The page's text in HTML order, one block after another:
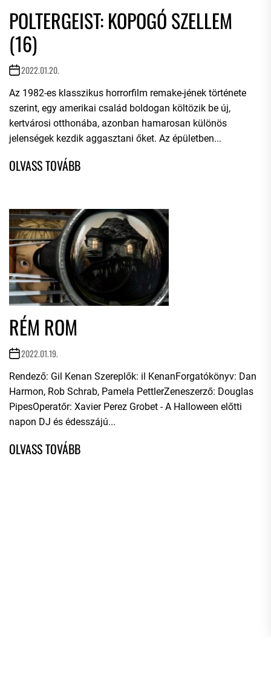
POLTERGEIST: KOPOGÓ SZELLEM
(16)
2022.01.20.
Az 1982-es klasszikus horrorfilm remake-jének története
szerint, egy amerikai család boldogan költözik be új,
kertvárosi otthonába, azonban hamarosan különös
jelenségek kezdik aggasztani őket. Az épületben...
RÉM ROM
2022.01.19.
Rendező: Gil Kenan Szereplők: il KenanForgatókönyv: Dan
Harmon, Rob Schrab, Pamela PettlerZeneszerző: Douglas
PipesOperatőr: Xavier Perez Grobet - A Halloween előtti
napon DJ és édesszájú...